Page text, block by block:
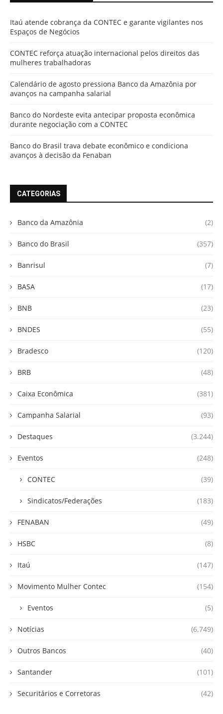
Itaú atende cobrança da CONTEC e garante vigilantes nos
Espaços de Negócios
CONTEC reforça atuação internacional pelos direitos das
mulheres trabalhadoras
Calendário de agosto pressiona Banco da Amazônia por
avanços na campanha salarial
Banco do Nordeste evita antecipar proposta econômica
durante negociação com a CONTEC
Banco do Brasil trava debate econômico e condiciona
avanços à decisão da Fenaban
CATEGORIAS
Banco da Amazônia (2)
Banco do Brasil (357)
Banrisul (7)
BASA (17)
BNB (23)
BNDES (55)
Bradesco (120)
BRB (48)
Caixa Econômica (381)
Campanha Salarial (93)
Destaques (3.244)
Eventos (248)
CONTEC (39)
Sindicatos/Federações (183)
FENABAN (49)
HSBC (8)
Itaú (147)
Movimento Mulher Contec (154)
Eventos (5)
Notícias (6.749)
Outros Bancos (40)
Santander (101)
Securitários e Corretoras (42)